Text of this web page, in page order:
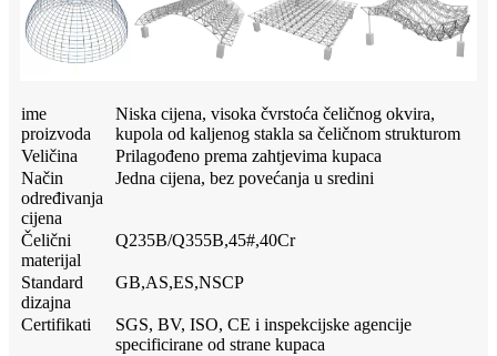
ime
proizvoda
Niska cijena, visoka čvrstoća čeličnog okvira,
kupola od kaljenog stakla sa čeličnom strukturom
Veličina
Prilagođeno prema zahtjevima kupaca
Način
određivanja
cijena
Jedna cijena, bez povećanja u sredini
Čelični
materijal
Q235B/Q355B,45#,40Cr
Standard
dizajna
GB,AS,ES,NSCP
Certifikati
SGS, BV, ISO, CE i inspekcijske agencije
specificirane od strane kupaca